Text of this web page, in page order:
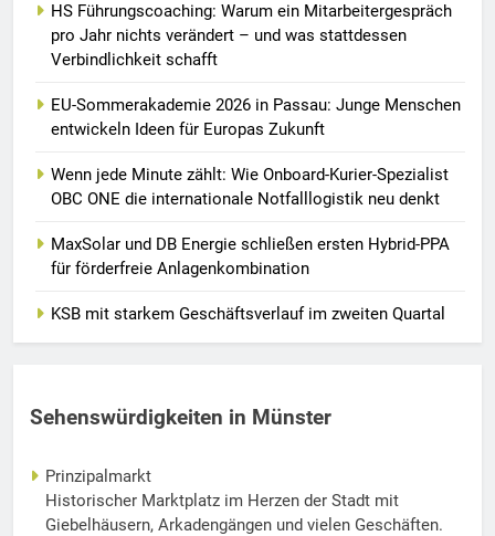
HS Führungscoaching: Warum ein Mitarbeitergespräch
pro Jahr nichts verändert – und was stattdessen
Verbindlichkeit schafft
EU-Sommerakademie 2026 in Passau: Junge Menschen
entwickeln Ideen für Europas Zukunft
Wenn jede Minute zählt: Wie Onboard-Kurier-Spezialist
OBC ONE die internationale Notfalllogistik neu denkt
MaxSolar und DB Energie schließen ersten Hybrid-PPA
für förderfreie Anlagenkombination
KSB mit starkem Geschäftsverlauf im zweiten Quartal
Sehenswürdigkeiten in Münster
Prinzipalmarkt
Historischer Marktplatz im Herzen der Stadt mit
Giebelhäusern, Arkadengängen und vielen Geschäften.